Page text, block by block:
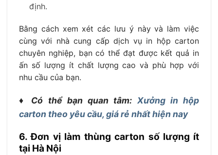
định.
Bằng cách xem xét các lưu ý này và làm việc
cùng với nhà cung cấp dịch vụ in hộp carton
chuyên nghiệp, bạn có thể đạt được kết quả in
ấn số lượng ít chất lượng cao và phù hợp với
nhu cầu của bạn.
♦ Có thể bạn quan tâm: Xưởng in hộp
carton theo yêu cầu, giá rẻ nhất hiện nay
6. Đơn vị làm thùng carton số lượng ít
tại Hà Nội